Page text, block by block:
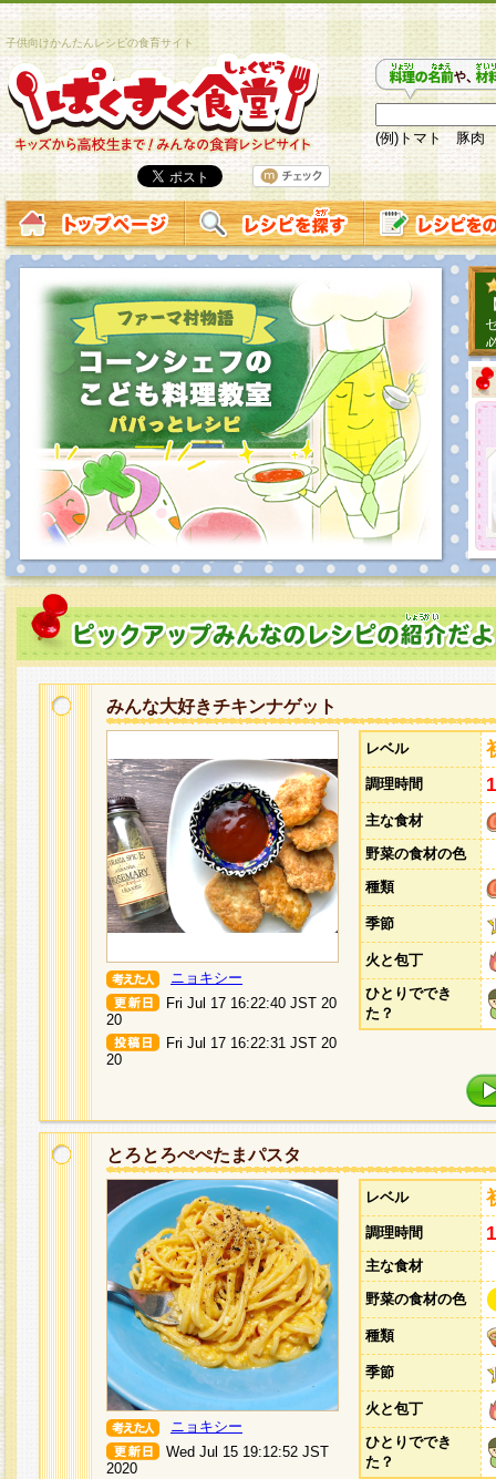
子供向けかんたんレシピの食育サイト
(例)トマト 豚肉
みんな大好きチキンナゲット
ニョキシー
Fri Jul 17 16:22:40 JST 20
20
Fri Jul 17 16:22:31 JST 20
20
レベル
調理時間
主な食材
野菜の食材の色
種類
季節
火と包丁
ひとりででき
た？
とろとろぺぺたまパスタ
ニョキシー
Wed Jul 15 19:12:52 JST
2020
レベル
調理時間
主な食材
野菜の食材の色
種類
季節
火と包丁
ひとりででき
た？